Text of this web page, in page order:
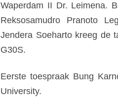
Waperdam II Dr. Leimena.
Reksosamudro Pranoto
Jendera Soeharto kreeg de
G30S.
Eerste toespraak Bung
University.